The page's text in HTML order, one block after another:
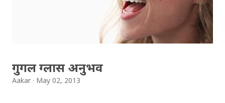
सकिन्छ । सन् १९०० देखि सन् १९५० बिचमा लेखिएका किताबहरुमा
"वल्ड वार" शब्द धेरै प्रयोग भएकोछ । (पहिलो विश्वयुद्द सन् १९१४-१८
र दोश्रो विश्वयुद्ध १९३९-४५ मा भएको थियो) तर गुगल एनग्राममा
गुगल ग्लास अनुभव
Aakar May 02, 2013